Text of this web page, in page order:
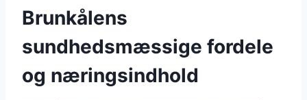
Brunkålens
sundhedsmæssige fordele
og næringsindhold